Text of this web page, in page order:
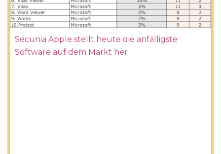
Secunia Apple stellt heute die anfälligste
Software auf dem Markt her